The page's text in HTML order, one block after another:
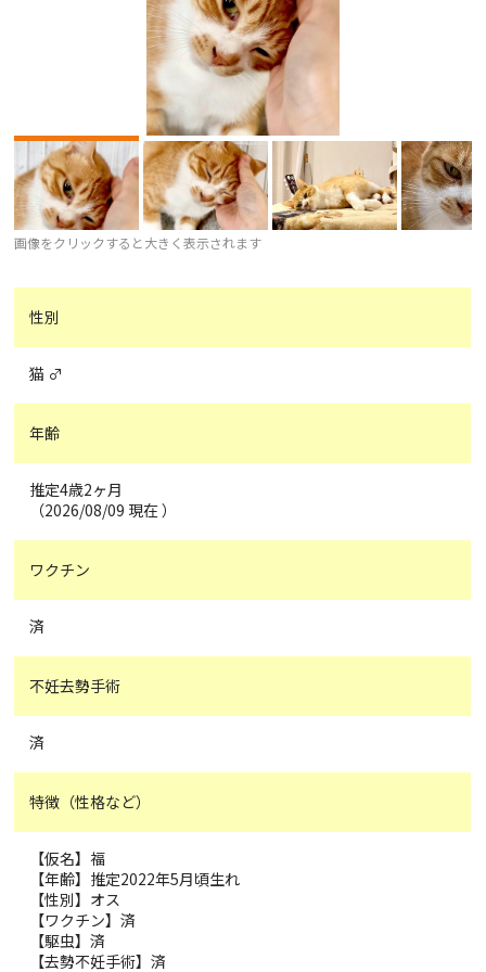
画像をクリックすると大きく表示されます
性別
猫 ♂
年齢
推定4歳2ヶ月
（2026/08/09 現在 ）
ワクチン
済
不妊去勢手術
済
特徴（性格など）
【仮名】福
【年齢】推定2022年5月頃生れ
【性別】オス
【ワクチン】済
【駆虫】済
【去勢不妊手術】済